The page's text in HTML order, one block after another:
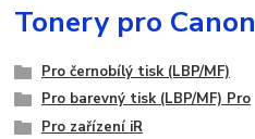
Tonery pro Canon
Pro černobílý tisk (LBP/MF)
Pro barevný tisk (LBP/MF) Pro
Pro zařízení iR